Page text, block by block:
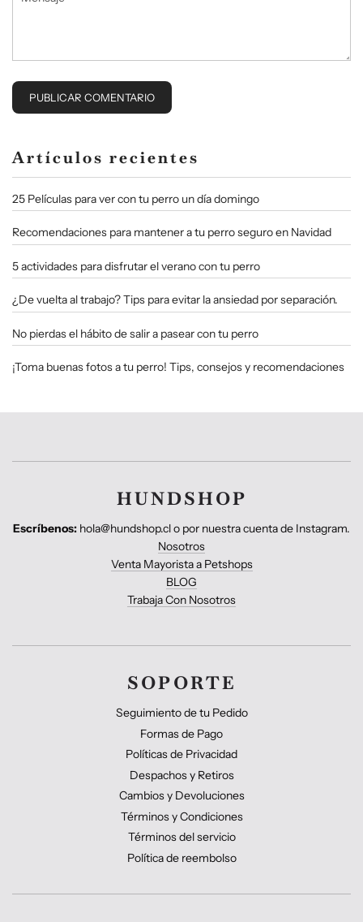
Artículos recientes
25 Películas para ver con tu perro un día domingo
Recomendaciones para mantener a tu perro seguro en Navidad
5 actividades para disfrutar el verano con tu perro
¿De vuelta al trabajo? Tips para evitar la ansiedad por separación.
No pierdas el hábito de salir a pasear con tu perro
¡Toma buenas fotos a tu perro! Tips, consejos y recomendaciones
HUNDSHOP
Escríbenos: hola@hundshop.cl o por nuestra cuenta de Instagram.
Nosotros
Venta Mayorista a Petshops
BLOG
Trabaja Con Nosotros
SOPORTE
Seguimiento de tu Pedido
Formas de Pago
Políticas de Privacidad
Despachos y Retiros
Cambios y Devoluciones
Términos y Condiciones
Términos del servicio
Política de reembolso